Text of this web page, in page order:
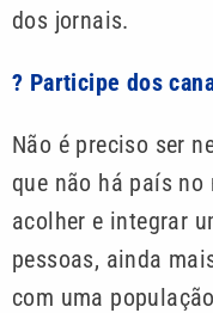
dos jornais.
? Participe dos
Não é preciso ser
que não há país no
acolher e integrar
pessoas, ainda
com uma